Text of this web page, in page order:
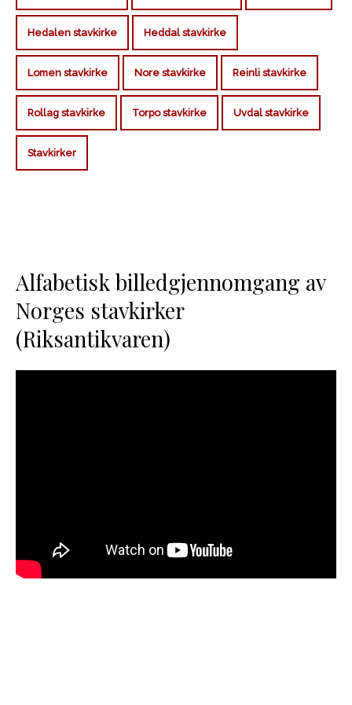
Hedalen stavkirke Heddal stavkirke
Lomen stavkirke Nore stavkirke Reinli stavkirke
Rollag stavkirke Torpo stavkirke Uvdal stavkirke
Stavkirker
Alfabetisk billedgjennomgang av
Norges stavkirker
(Riksantikvaren)